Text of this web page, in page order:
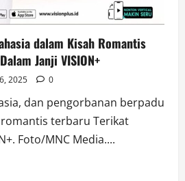
dalam Kisah Romantis
Janji VISION+
2025 0
dan pengorbanan berpadu
terbaru Terikat
Foto/MNC Media....